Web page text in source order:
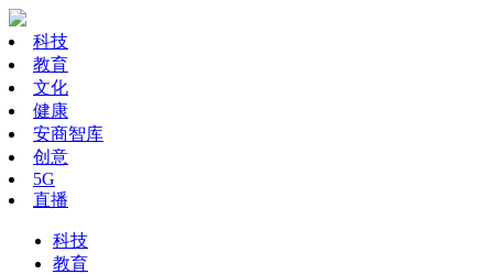
科技
教育
文化
健康
安商智库
创意
5G
直播
科技
教育